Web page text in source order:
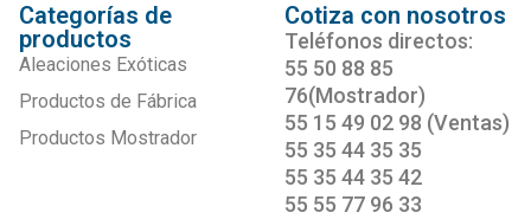
Categorías de
productos
Aleaciones Exóticas
Productos de Fábrica
Productos Mostrador
Cotiza con nosotros
Teléfonos directos:
55 50 88 85
76(Mostrador)
55 15 49 02 98 (Ventas)
55 35 44 35 35
55 35 44 35 42
55 55 77 96 33